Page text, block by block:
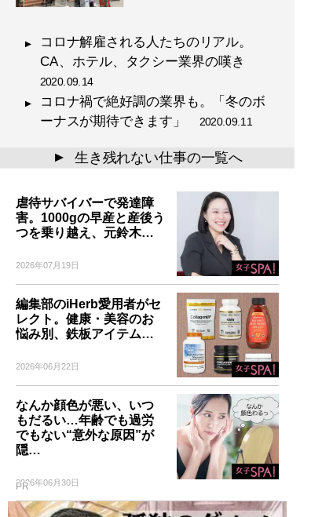
コロナ解雇される人たちのリアル。
CA、ホテル、タクシー業界の嘆き
2020.09.14
コロナ禍で絶好調の業界も。「冬のボ
ーナスが期待できます」 2020.09.11
▲ 生き残れない仕事の一覧へ
虐待サバイバーで発達障
害。1000gの早産と産後う
つを乗り越え、元鈴木…
2026年07月19日
編集部のiHerb愛用者がセ
レクト。健康・美容のお
悩み別、鉄板アイテム…
2026年06月22日
なんか顔色が悪い、いつ
もだるい…年齢でも過労
でもない“意外な原因”が
隠…
2026年06月30日
PR